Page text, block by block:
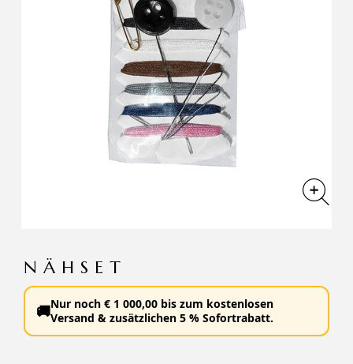
NÄHSET
🚚Nur noch € 1 000,00 bis zum kostenlosen
Versand & zusätzlichen 5 % Sofortrabatt.